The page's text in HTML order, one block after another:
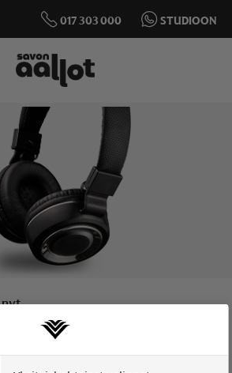
nyt
MONIPUOLISINTA
017 303 000 STUDIOON